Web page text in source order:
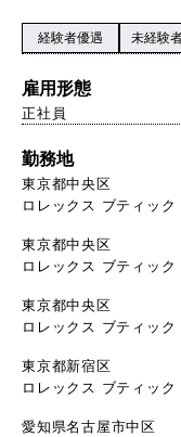
経験者優遇 未経験
雇用形態
正社員
勤務地
東京都中央区
ロレックス ブティッ
東京都中央区
ロレックス ブティッ
東京都中央区
ロレックス ブティック
東京都新宿区
ロレックス ブティッ
愛知県名古屋市中区